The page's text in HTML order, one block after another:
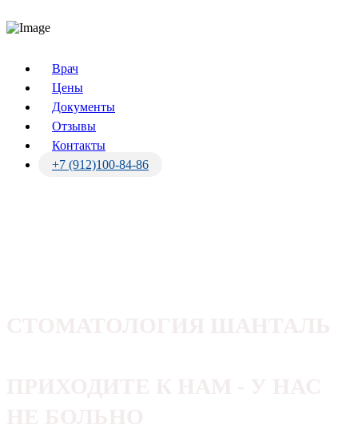
Врач
Цены
Документы
Отзывы
Контакты
+7 (912)100-84-86